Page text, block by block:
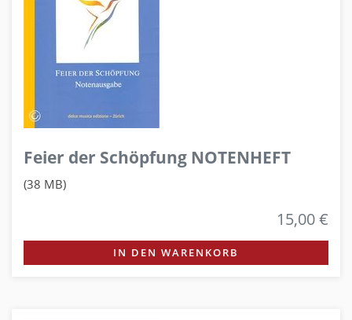
Feier der Schöpfung NOTENHEFT
(38 MB)
15,00 €
IN DEN WARENKORB